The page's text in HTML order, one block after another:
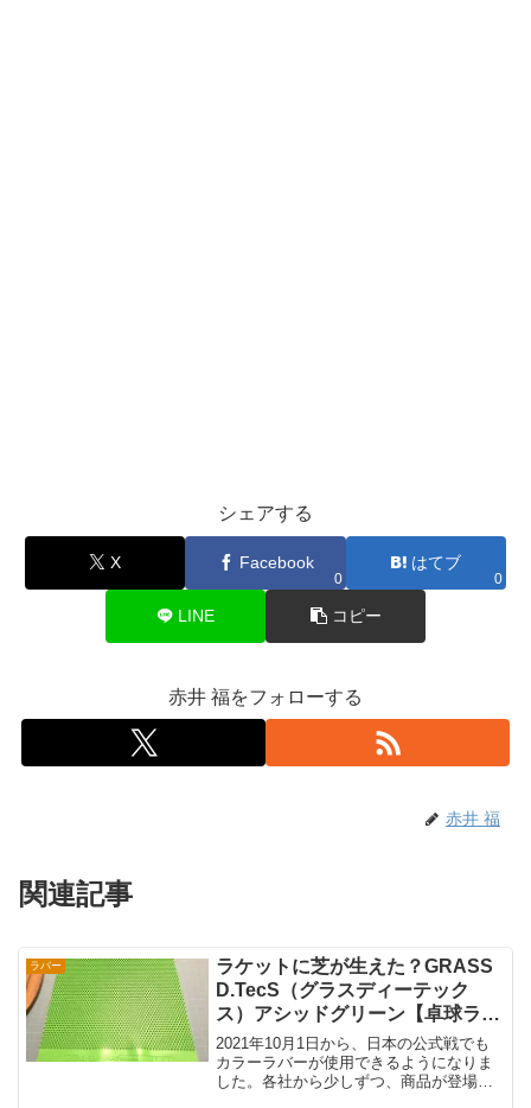
シェアする
X Facebook
0
はてブ
0
LINE コピー
赤井 福をフォローする
赤井 福
関連記事
ラバー
ラケットに芝が生えた？GRASS
D.TecS（グラスディーテック
ス）アシッドグリーン【卓球ラバ
ーレビュー】
2021年10月1日から、日本の公式戦でも
カラーラバーが使用できるようになりま
した。各社から少しずつ、商品が登場し